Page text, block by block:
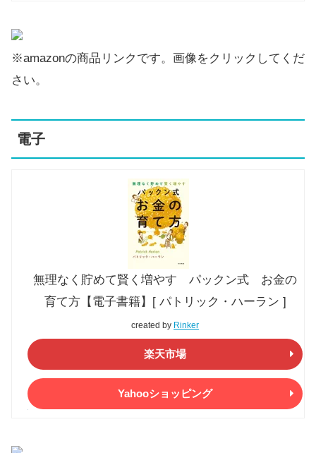
※amazonの商品リンクです。画像をクリックしてくだ
さい。
電子
無理なく貯めて賢く増やす パックン式 お金の
育て方【電子書籍】[ パトリック・ハーラン ]
created by Rinker
楽天市場
Yahooショッピング